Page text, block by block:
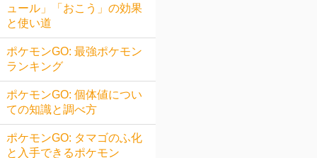
ュール」「おこう」の効果
と使い道
ポケモンGO: 最強ポケモン
ランキング
ポケモンGO: 個体値につい
ての知識と調べ方
ポケモンGO: タマゴのふ化
と入手できるポケモン